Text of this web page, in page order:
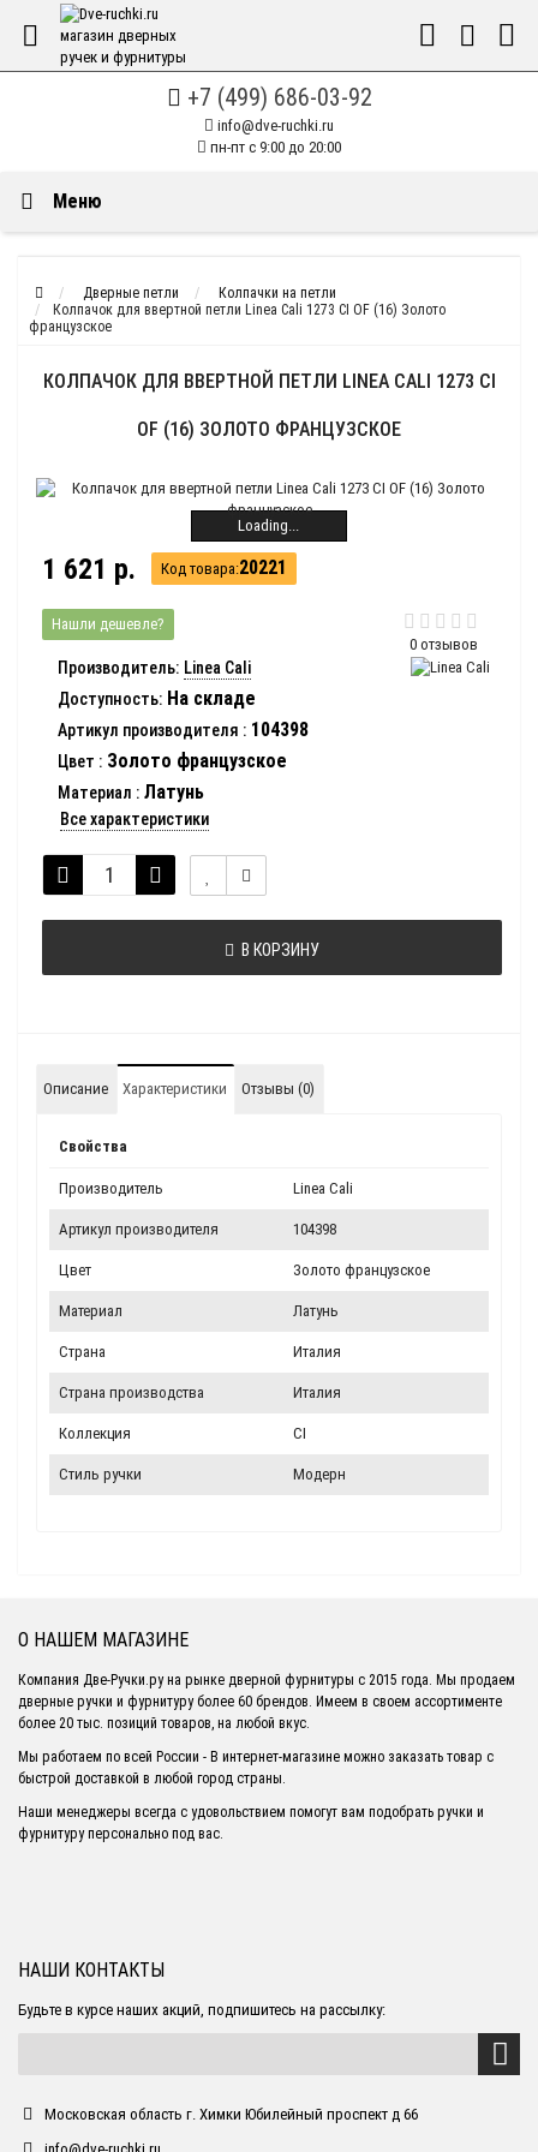
+7 (499) 686-03-92
info@dve-ruchki.ru
пн-пт с 9:00 до 20:00
Меню
Дверные петли
Колпачки на петли
Колпачок для ввертной петли Linea Cali 1273 CI OF (16) Золото
французское
КОЛПАЧОК ДЛЯ ВВЕРТНОЙ ПЕТЛИ LINEA CALI 1273 CI
OF (16) ЗОЛОТО ФРАНЦУЗСКОЕ
Loading...
0 отзывов
1 621 р. Код товара:20221
Нашли дешевле?
Производитель: Linea Cali
Доступность: На складе
Артикул производителя : 104398
Цвет : Золото французское
Материал : Латунь
Все характеристики
В КОРЗИНУ
Описание Характеристики Отзывы (0)
Свойства
Производитель Linea Cali
Артикул производителя 104398
Цвет Золото французское
Материал Латунь
Страна Италия
Страна производства Италия
Коллекция CI
Стиль ручки Модерн
О НАШЕМ МАГАЗИНЕ
Компания Две-Ручки.ру на рынке дверной фурнитуры с 2015 года. Мы продаем
дверные ручки и фурнитуру более 60 брендов. Имеем в своем ассортименте
более 20 тыс. позиций товаров, на любой вкус.
Мы работаем по всей России - В интернет-магазине можно заказать товар с
быстрой доставкой в любой город страны.
Наши менеджеры всегда с удовольствием помогут вам подобрать ручки и
фурнитуру персонально под вас.
НАШИ КОНТАКТЫ
Будьте в курсе наших акций, подпишитесь на рассылку:
Московская область г. Химки Юбилейный проспект д 66